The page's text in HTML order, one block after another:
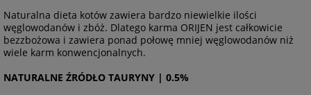
Naturalna dieta kotów zawiera bardzo niewielkie ilości
węglowodanów i zbóż. Dlatego karma ORIJEN jest całkowicie
bezzbożowa i zawiera ponad połowę mniej węglowodanów niż
wiele karm konwencjonalnych.
NATURALNE ŹRÓDŁO TAURYNY | 0.5%